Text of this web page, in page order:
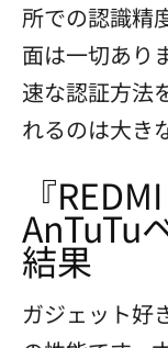
所での認識精
面は一切あり
速な認証方法
れるのは大き
『
AnTuTu
結果
ガジェット好